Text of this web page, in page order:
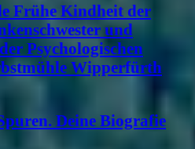
Frühe Kindheit der
und
Psychologischen
Wipperfürth
Deine Biografie